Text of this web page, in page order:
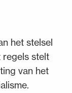
het stelsel
regels stelt
van het